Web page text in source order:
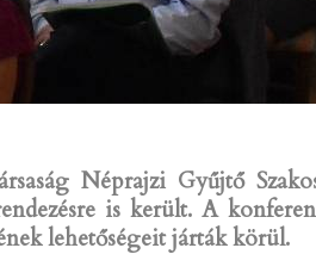
Néprajzi Gyűjtő
is került. A
lehetőségeit járták körül.